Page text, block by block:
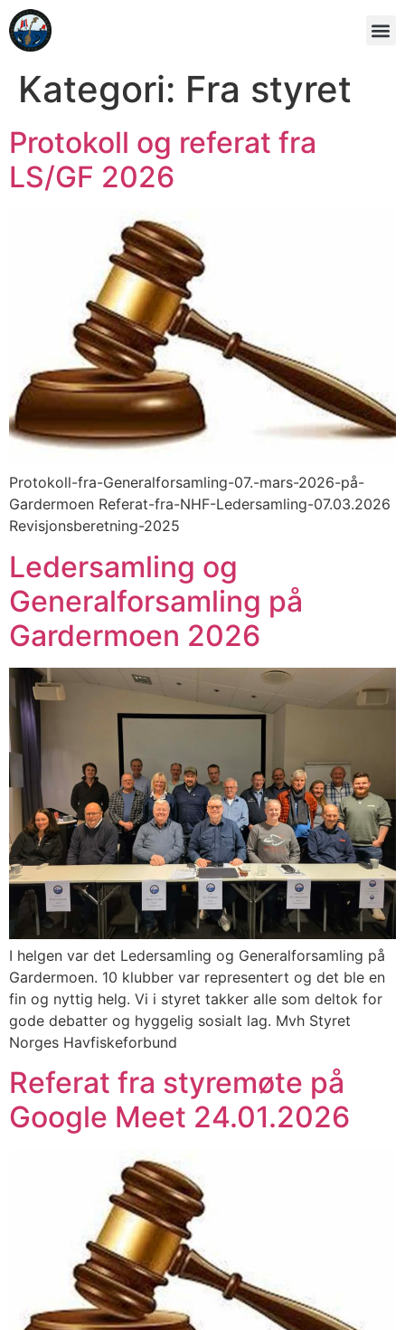
Kategori: Fra styret
Protokoll og referat fra
LS/GF 2026
Protokoll-fra-Generalforsamling-07.-mars-2026-på-
Gardermoen Referat-fra-NHF-Ledersamling-07.03.2026
Revisjonsberetning-2025
Ledersamling og
Generalforsamling på
Gardermoen 2026
I helgen var det Ledersamling og Generalforsamling på
Gardermoen. 10 klubber var representert og det ble en
fin og nyttig helg. Vi i styret takker alle som deltok for
gode debatter og hyggelig sosialt lag. Mvh Styret
Norges Havfiskeforbund
Referat fra styremøte på
Google Meet 24.01.2026